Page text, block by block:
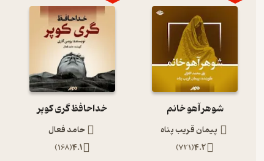
شوهر آهو خانم
پیمان قریب پناه
4.2
(
721
)
خداحافظ گری کوپر
حامد فعال
4.1
(
168
)